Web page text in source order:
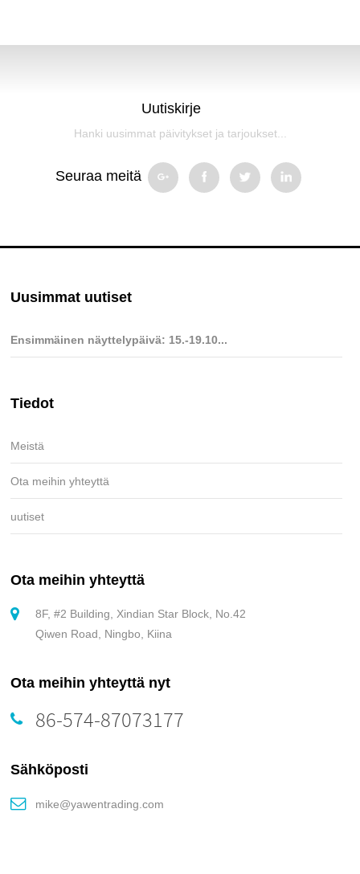
Uutiskirje
Hanki uusimmat päivitykset ja tarjoukset...
Seuraa meitä
Uusimmat uutiset
Ensimmäinen näyttelypäivä: 15.-19.10...
Tiedot
Meistä
Ota meihin yhteyttä
uutiset
Ota meihin yhteyttä
8F, #2 Building, Xindian Star Block, No.42
Qiwen Road, Ningbo, Kiina
Ota meihin yhteyttä nyt
86-574-87073177
Sähköposti
mike@yawentrading.com